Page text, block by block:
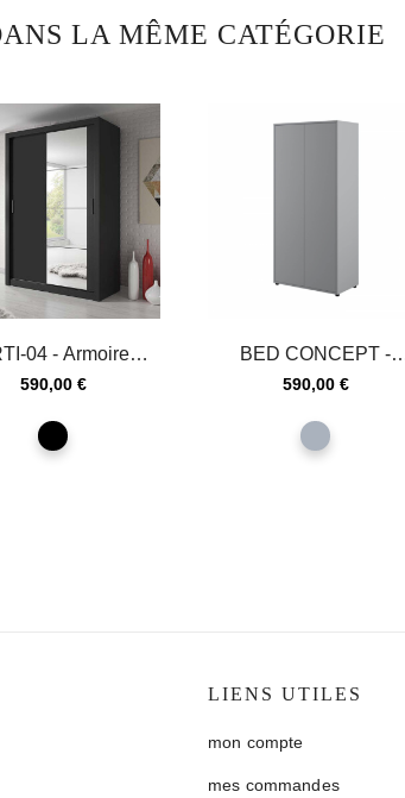
LA MÊME CATÉGORIE
04 - Armoire
2 portes en
Prix
590,00 €
noir
BED CONCEPT -
Armoire grise
Prix
590,00 €
gris
LIENS UTILES
mon compte
mes commandes